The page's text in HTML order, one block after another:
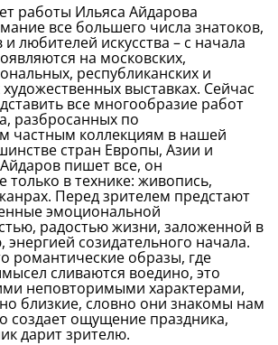
работы Ильяса Айдарова
все большего числа знатоков,
любителей искусства – с начала
на московских,
республиканских и
выставках. Сейчас
все многообразие работ
разбросанных по
частным коллекциям в нашей
стран Европы, Азии и
пишет все, он
только в технике: живопись,
Перед зрителем предстают
эмоциональной
радостью жизни, заложенной в
созидательного начала.
романтические образы, где
сливаются воедино, это
неповторимыми характерами,
близкие, словно они знакомы нам
создает ощущение праздника,
дарит зрителю.